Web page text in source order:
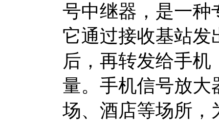
号中继器，是一种
它通过接收基站发
后，再转发给手
量。手机信号放大
场、酒店等场所，